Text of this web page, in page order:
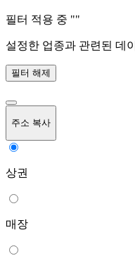
필터 적용 중 ""
설정한 업종과 관련된 데
필터 해제
주소 복사
상권
매장